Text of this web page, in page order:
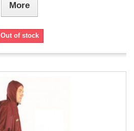
More
Out of stock